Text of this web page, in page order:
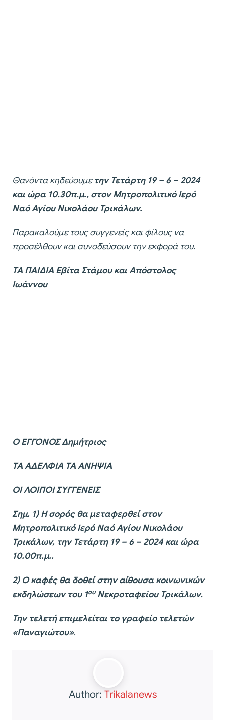
Θανόντα κηδεύουμετην Τετάρτη 19 – 6 – 2024
και ώρα 10.30π.μ., στον Μητροπολιτικό Ιερό
Ναό Αγίου Νικολάου Τρικάλων.
Παρακαλούμε τους συγγενείς και φίλους να
προσέλθουν και συνοδεύσουν την εκφορά του.
ΤΑ ΠΑΙΔΙΑ Εβίτα Στάμου και Απόστολος
Ιωάννου
Ο ΕΓΓΟΝΟΣ Δημήτριος
ΤΑ ΑΔΕΛΦΙΑ ΤΑ ΑΝΗΨΙΑ
ΟΙ ΛΟΙΠΟΙ ΣΥΓΓΕΝΕΙΣ
Σημ. 1) Η σορός θα μεταφερθεί στον
Μητροπολιτικό Ιερό Ναό Αγίου Νικολάου
Τρικάλων, την Τετάρτη 19 – 6 – 2024 και ώρα
10.00π.μ..
2) Ο καφές θα δοθεί στην αίθουσα κοινωνικών
εκδηλώσεων του 1ουΝεκροταφείου Τρικάλων.
Την τελετή επιμελείται το γραφείο τελετών
«Παναγιώτου».
Author: Trikalanews